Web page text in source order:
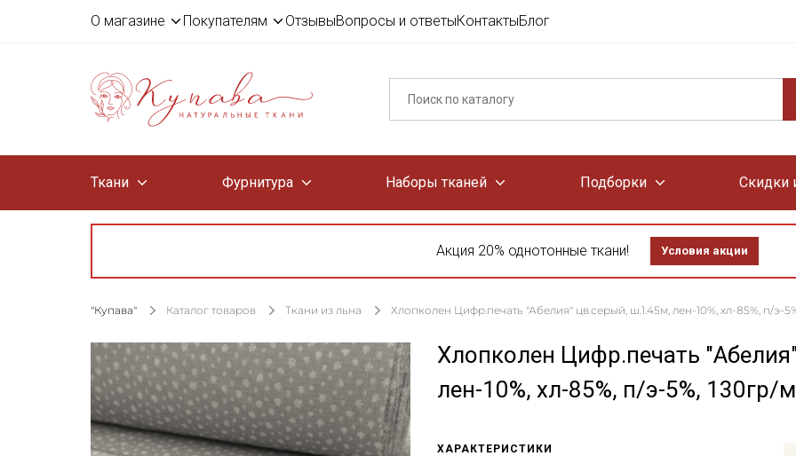
О магазине Покупателям ОтзывыВопросы и ответыКонтактыБлог
Ткани Фурнитура Наборы тканей Подборки Скидки
Акция 20% однотонные ткани! Условия акции
"Купава" Каталог товаров Ткани из льна Хлопколен Цифр.печать "Абелия" цв.серый, ш.1.45м, лен-10%, хл-85%, п/э-
Хлопколен Цифр.печать
лен-10%, хл-85%, п/э-5%, 130гр/
ХАРАКТЕРИСТИКИ